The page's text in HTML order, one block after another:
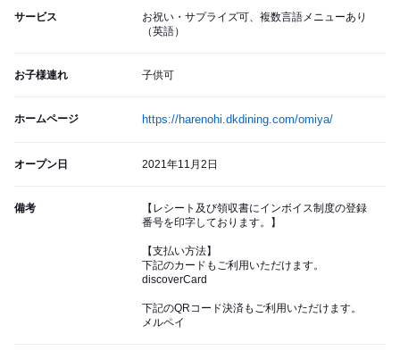
サービス
お祝い・サプライズ可、複数言語メニューあり
（英語）
お子様連れ 子供可
ホームページ https://harenohi.dkdining.com/omiya/
オープン日 2021年11月2日
備考
【レシート及び領収書にインボイス制度の登録
番号を印字しております。】
【支払い方法】
下記のカードもご利用いただけます。
discoverCard
下記のQRコード決済もご利用いただけます。
メルペイ